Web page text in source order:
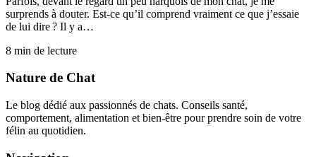
surprends à douter. Est-ce qu’il comprend vraiment ce que j’essaie
de lui dire ? Il y a…
8 min de lecture
Nature de Chat
Le blog dédié aux passionnés de chats. Conseils santé,
comportement, alimentation et bien-être pour prendre soin de votre
félin au quotidien.